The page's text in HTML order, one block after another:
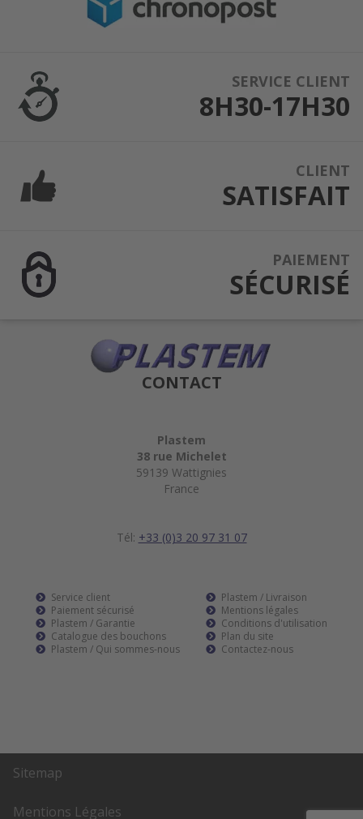
SERVICE CLIENT
8H30-17H30
CLIENT
SATISFAIT
PAIEMENT
SÉCURISÉ
CONTACT
Plastem
38 rue Michelet
59139 Wattignies
France
Tél: +33 (0)3 20 97 31 07
Service client
Paiement sécurisé
Plastem / Garantie
Catalogue des bouchons
Plastem / Qui sommes-nous
Plastem / Livraison
Mentions légales
Conditions d'utilisation
Plan du site
Contactez-nous
Sitemap
Mentions Légales